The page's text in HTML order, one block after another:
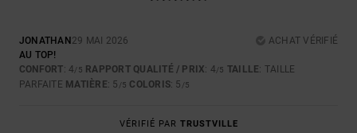
JONATHAN 29 MAI 2026
ACHAT VÉRIFIÉ
AU TOP!
CONFORT: 4/5 RAPPORT QUALITÉ / PRIX: 4/5 TAILLE: TAILLE
PARFAITE MATIÈRE: 5 /5 COLORIS: 5 /5
VÉRIFIÉ PAR TRUSTVILLE